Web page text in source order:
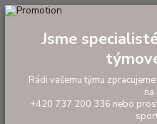
tel: +420 737 200 336
Jsme
Rádi vašemu týmu
+420 737 200 336 nebo